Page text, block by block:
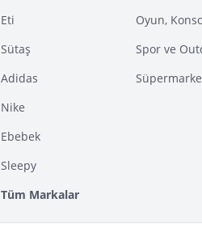
Eti
Sütaş
Adidas
Nike
Ebebek
Sleepy
Tüm Markalar
Oyun,
Spor ve